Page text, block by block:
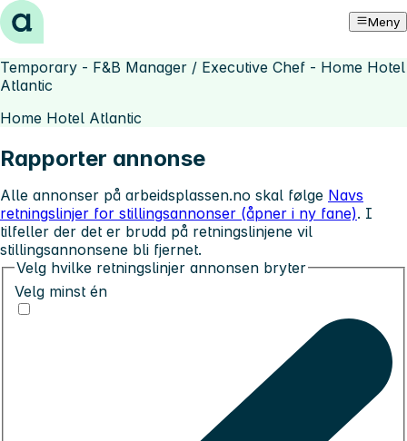
Hopp til innhold Meny
Temporary - F&B Manager / Executive Chef - Home Hotel
Atlantic
Home Hotel Atlantic
Rapporter annonse
Alle annonser på arbeidsplassen.no skal følge Navs
retningslinjer for stillingsannonser (åpner i ny fane). I
tilfeller der det er brudd på retningslinjene vil
stillingsannonsene bli fjernet.
Velg hvilke retningslinjer annonsen bryter
Velg minst én